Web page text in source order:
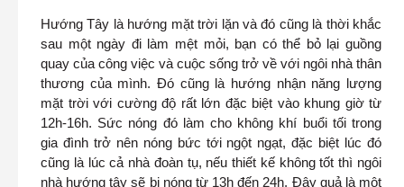
Hướng Tây là hướng mặt trời lặn và đó cũng là thời khắc
sau một ngày đi làm mệt mỏi, bạn có thể bỏ lại guồng
quay của công việc và cuộc sống trở về với ngôi nhà thân
thương của mình. Đó cũng là hướng nhận năng lượng
mặt trời với cường độ rất lớn đặc biệt vào khung giờ từ
12h-16h. Sức nóng đó làm cho không khí buổi tối trong
gia đình trở nên nóng bức tới ngột ngạt, đặc biệt lúc đó
cũng là lúc cả nhà đoàn tụ, nếu thiết kế không tốt thì ngôi
nhà hướng tây sẽ bị nóng từ 13h đến 24h. Đây quả là một